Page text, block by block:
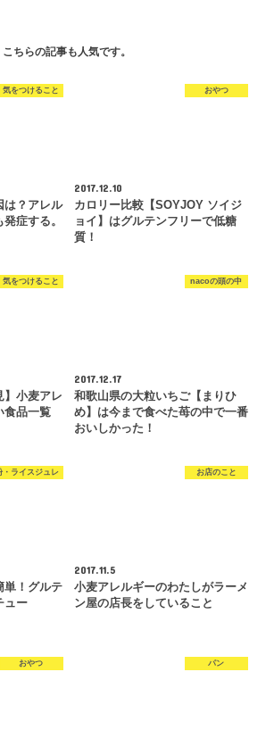
こちらの記事も人気です。
気をつけること
は？アレル
症する。
おやつ
2017.12.10
カロリー比較【SOYJOY ソイジ
ョイ】はグルテンフリーで低糖
質！
気をつけること
】小麦アレ
食品一覧
nacoの頭の中
2017.12.17
和歌山県の大粒いちご【まりひ
め】は今まで食べた苺の中で一番
おいしかった！
・ライスジュレ
単！グルテ
ュー
お店のこと
2017.11.5
小麦アレルギーのわたしがラーメ
ン屋の店長をしていること
おやつ パン